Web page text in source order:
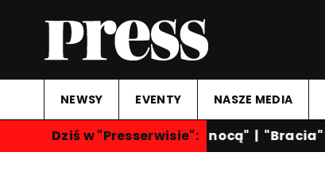
NEWSY EVENTY NASZE MEDIA
Dziś w "Presserwisie":
"Rozmowy nocą"|"Bracia"|